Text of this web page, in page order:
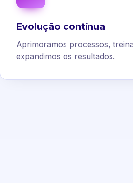
Evolução contínua
Aprimoramos processos,
expandimos os resultados.